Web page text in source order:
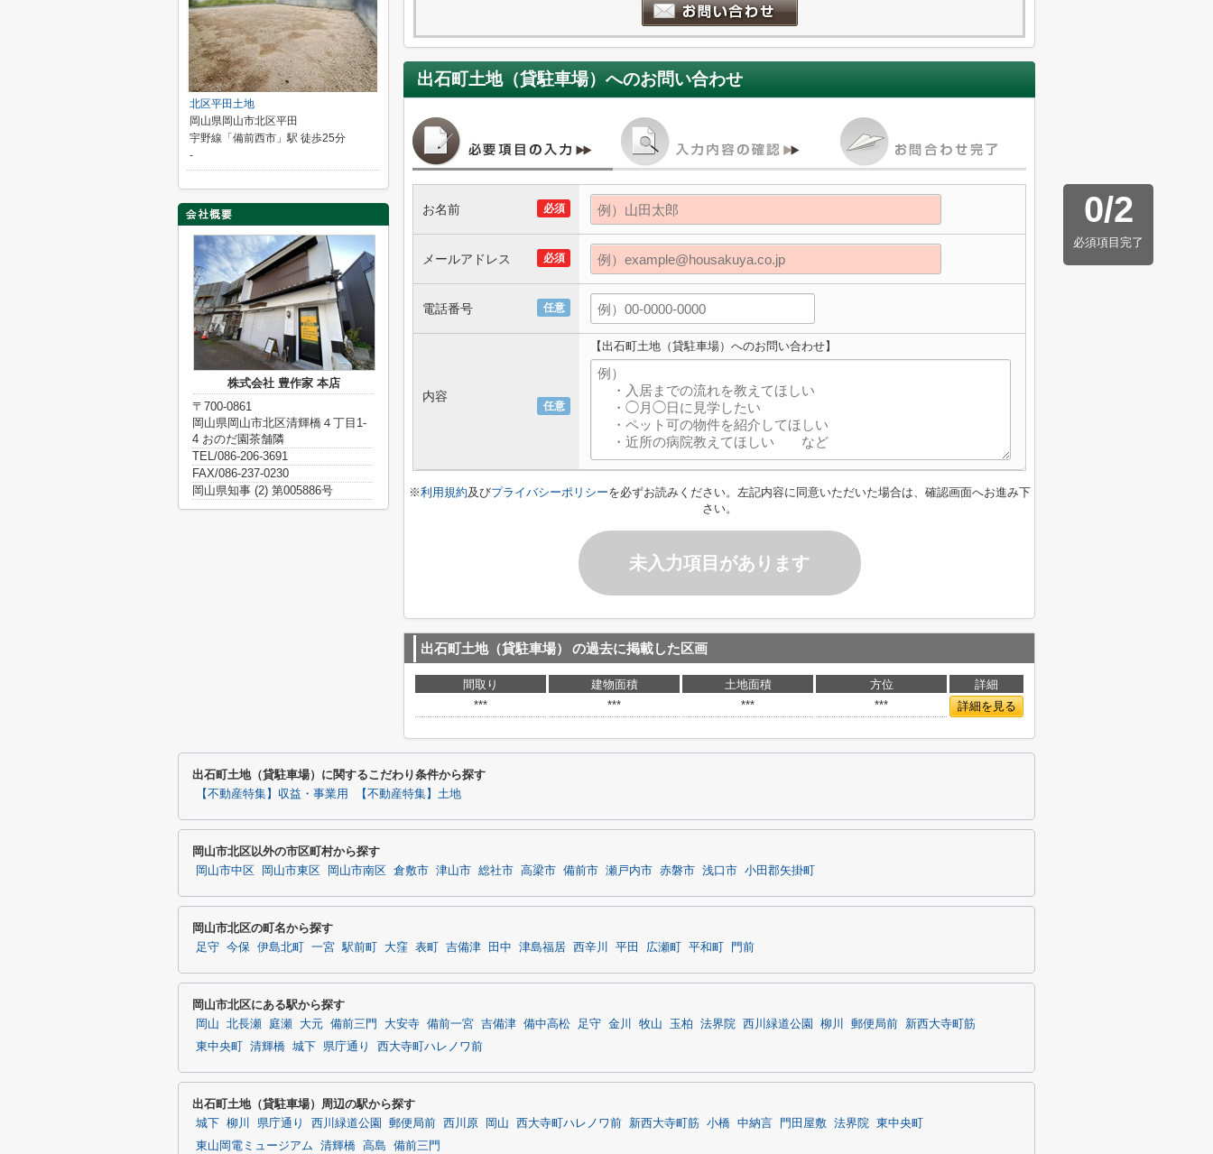
出石町土地（貸駐車場） へのお問い合わせ
0/2
必須項目完了
必須
お名前
必須
メールアドレス
任意
電話番号
任意
内容
【出石町土地（貸駐車場）へのお問い合わせ】
※利用規約及びプライバシーポリシーを必ずお読みください。左記内容に同意いただいた場合は、確認画面へお進み下
さい。
未入力項目があります
出石町土地（貸駐車場） の過去に掲載した区画
間取り 建物面積 土地面積 方位
詳細
***
*** *** *** 詳細を見る
北区平田土地
岡山県岡山市北区平田
宇野線「備前西市」駅 徒歩25分
-
株式会社 豊作家 本店
〒700-0861
岡山県岡山市北区清輝橋４丁目1-
4 おのだ園茶舗隣
TEL/086-206-3691
FAX/086-237-0230
岡山県知事 (2) 第005886号
出石町土地（貸駐車場）に関するこだわり条件から探す
【不動産特集】収益・事業用 【不動産特集】土地
岡山市北区以外の市区町村から探す
岡山市中区 岡山市東区 岡山市南区 倉敷市 津山市 総社市 高梁市 備前市 瀬戸内市 赤磐市 浅口市 小田郡矢掛町
岡山市北区の町名から探す
足守 今保 伊島北町 一宮 駅前町 大窪 表町 吉備津 田中 津島福居 西辛川 平田 広瀬町 平和町 門前
岡山市北区にある駅から探す
岡山 北長瀬 庭瀬 大元 備前三門 大安寺 備前一宮 吉備津 備中高松 足守 金川 牧山 玉柏 法界院 西川緑道公園 柳川 郵便局前
新西大寺町筋
東中央町
清輝橋 城下 県庁通り 西大寺町ハレノワ前
出石町土地（貸駐車場）周辺の駅から探す
城下 柳川 県庁通り 西川緑道公園 郵便局前 西川原 岡山 西大寺町ハレノワ前 新西大寺町筋 小橋 中納言 門田屋敷 法界院 東中央町
東山岡電ミュージアム
清輝橋 高島 備前三門